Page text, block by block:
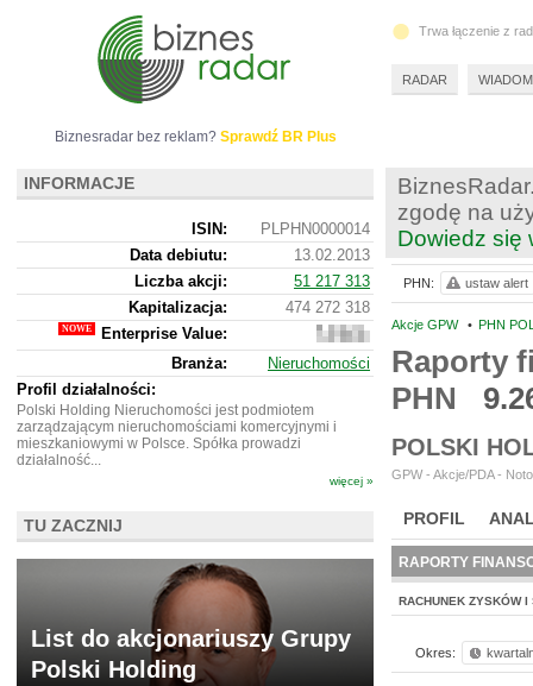
zgodę na
Dowiedz się
Akcje GPW • PHN
Raporty
PHN
POLSKI
GPW - Akcje/PDA -
PROFIL
BR LAB
RAPORTY
RACHUNEK ZYSKÓW I
Okres:
PHN: ustaw alert
Biznesradar bez reklam? Sprawdź BR Plus
INFORMACJE
ISIN:
PLPHN0000014
Data debiutu:
13.02.2013
Liczba akcji:
51 217 313
Kapitalizacja:
474 272 318
Enterprise Value:
2
256
072
Branża:
Nieruchomości
Profil działalności:
Polski Holding Nieruchomości jest podmiotem
zarządzającym nieruchomościami komercyjnymi i
mieszkaniowymi w Polsce. Spółka prowadzi
działalność...
więcej »
TU ZACZNIJ
List do akcjonariuszy Grupy
Polski Holding
Trwa łączenie z
RADAR